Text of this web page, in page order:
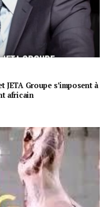
JETA Groupe s’imposent à
africain